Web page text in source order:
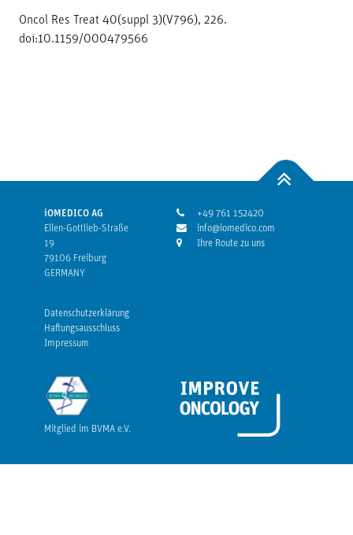
Oncol Res Treat 40(suppl 3)(V796), 226.
doi:10.1159/000479566
iOMEDICO AG
Ellen-Gottlieb-Straße
19
79106 Freiburg
GERMANY
+49 761 152420
info@iomedico.com
Ihre Route zu uns
Datenschutzerklärung
Haftungsausschluss
Impressum
Mitglied im BVMA e.V.